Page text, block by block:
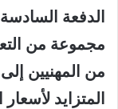
الدفعة
مجموعة من
من المهنيين
المتزايد